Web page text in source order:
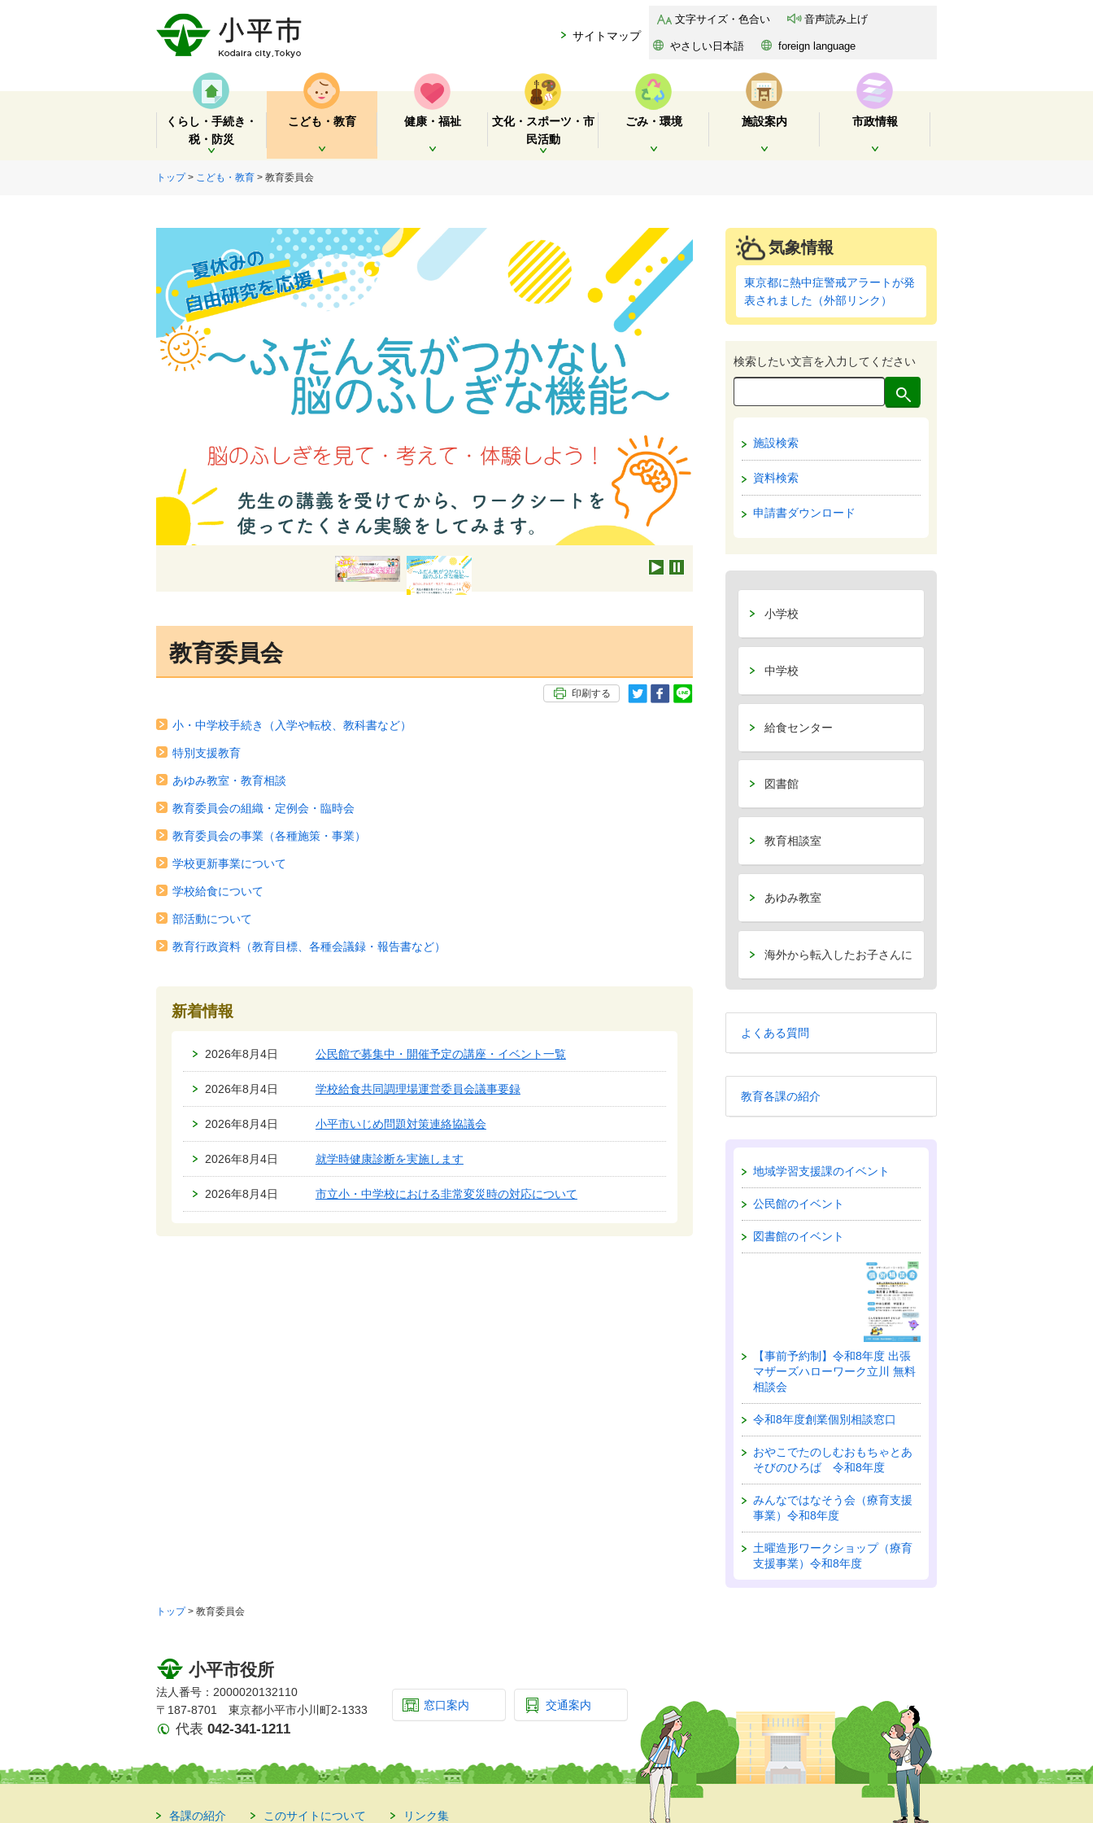
サイトマップ
文字サイズ・色合い 音声読み上げ
やさしい日本語 foreign language
くらし・手続き・
税・防災
開く
こども・教育
開く
健康・福祉
文化・スポーツ・市
民活動
ごみ・環境 施設案内 市政情報
トップ> こども・教育 > 教育委員会
教育委員会
印刷する
小・中学校手続き（入学や転校、教科書など）
特別支援教育
あゆみ教室・教育相談
教育委員会の組織・定例会・臨時会
教育委員会の事業（各種施策・事業）
学校更新事業について
学校給食について
部活動について
教育行政資料（教育目標、各種会議録・報告書など）
新着情報
2026年8月4日 公民館で募集中・開催予定の講座・イベント一覧
2026年8月4日 学校給食共同調理場運営委員会議事要録
2026年8月4日 小平市いじめ問題対策連絡協議会
2026年8月4日 就学時健康診断を実施します
2026年8月4日 市立小・中学校における非常変災時の対応について
気象情報
東京都に熱中症警戒アラートが発
表されました（外部リンク）
検索したい文言を入力してください
施設検索
資料検索
申請書ダウンロード
小学校
中学校
給食センター
図書館
教育相談室
あゆみ教室
海外から転入したお子さんに
よくある質問
教育各課の紹介
地域学習支援課のイベント
公民館のイベント
図書館のイベント
【事前予約制】令和8年度 出張
マザーズハローワーク立川 無料
相談会
令和8年度創業個別相談窓口
おやこでたのしむおもちゃとあ
そびのひろば 令和8年度
みんなではなそう会（療育支援
事業）令和8年度
土曜造形ワークショップ（療育
支援事業）令和8年度
トップ> 教育委員会
小平市役所
法人番号：2000020132110
〒187-8701 東京都小平市小川町2-1333
代表 042-341-1211
窓口案内 交通案内
各課の紹介 このサイトについて リンク集